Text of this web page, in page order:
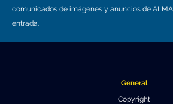
comunicados de imágenes y anuncios de
entrada.
General
Copyright